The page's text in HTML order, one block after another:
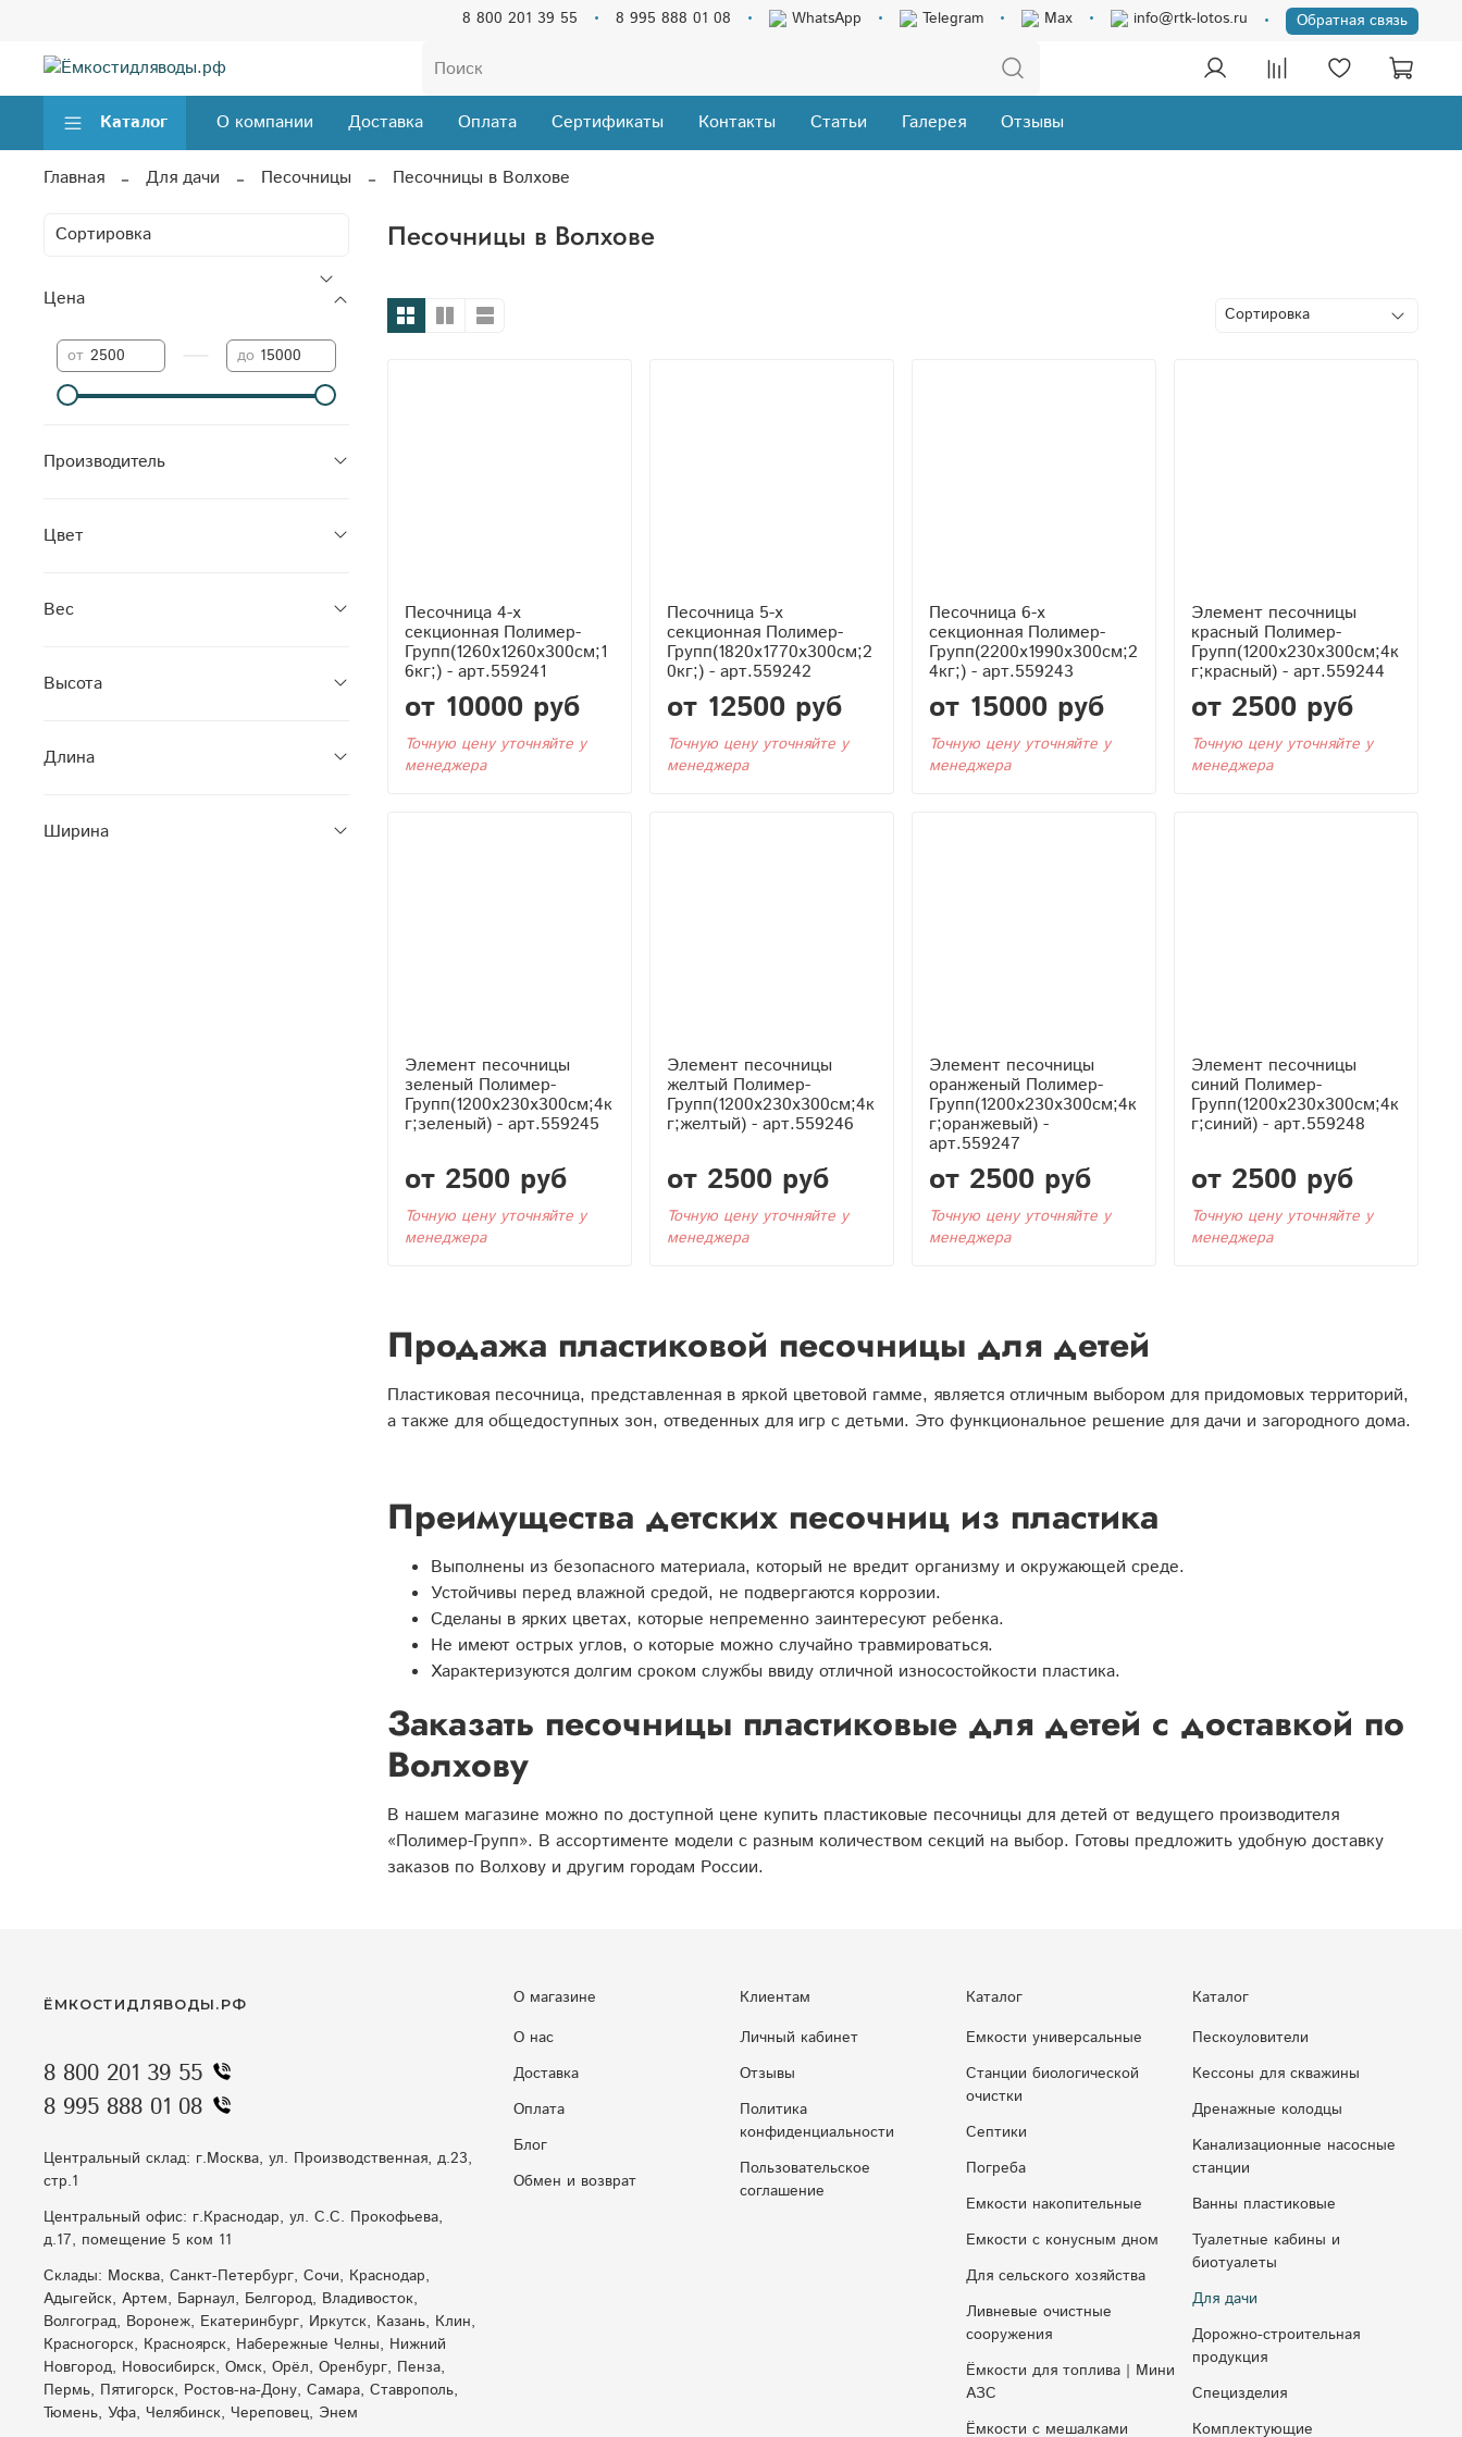
8 800 201 39 55 8 995 888 01 08 WhatsApp Telegram Max info@rtk-lotos.ru Обратная связь
Каталог О компании Доставка Оплата Сертификаты Контакты Статьи Галерея Отзывы
Главная Для дачи Песочницы Песочницы в Волхове
Песочницы в Волхове
Песочница 4-х
секционная Полимер-
Групп(1260x1260x300см;1
6кг;) - арт.559241
от 10000 руб
Точную цену уточняйте у
менеджера
Песочница 5-х
секционная Полимер-
Групп(1820x1770x300см;2
0кг;) - арт.559242
от 12500 руб
Точную цену уточняйте у
менеджера
Песочница 6-х
секционная Полимер-
Групп(2200x1990x300см;2
4кг;) - арт.559243
от 15000 руб
Точную цену уточняйте у
менеджера
Элемент песочницы
красный Полимер-
Групп(1200x230x300см;4к
г;красный) - арт.559244
от 2500 руб
Точную цену уточняйте у
менеджера
Элемент песочницы
зеленый Полимер-
Групп(1200x230x300см;4к
г;зеленый) - арт.559245
от 2500 руб
Точную цену уточняйте у
менеджера
Элемент песочницы
желтый Полимер-
Групп(1200x230x300см;4к
г;желтый) - арт.559246
от 2500 руб
Точную цену уточняйте у
менеджера
Элемент песочницы
оранженый Полимер-
Групп(1200x230x300см;4к
г;оранжевый) -
арт.559247
от 2500 руб
Точную цену уточняйте у
менеджера
Элемент песочницы
синий Полимер-
Групп(1200x230x300см;4к
г;синий) - арт.559248
от 2500 руб
Точную цену уточняйте у
менеджера
Продажа пластиковой песочницы для детей
Пластиковая песочница, представленная в яркой цветовой гамме, является отличным выбором для придомовых территорий,
а также для общедоступных зон, отведенных для игр с детьми. Это функциональное решение для дачи и загородного дома.
Преимущества детских песочниц из пластика
Выполнены из безопасного материала, который не вредит организму и окружающей среде.
Устойчивы перед влажной средой, не подвергаются коррозии.
Сделаны в ярких цветах, которые непременно заинтересуют ребенка.
Не имеют острых углов, о которые можно случайно травмироваться.
Характеризуются долгим сроком службы ввиду отличной износостойкости пластика.
Заказать песочницы пластиковые для детей с доставкой по
Волхову
В нашем магазине можно по доступной цене купить пластиковые песочницы для детей от ведущего производителя
«Полимер-Групп». В ассортименте модели с разным количеством секций на выбор. Готовы предложить удобную доставку
заказов по Волхову и другим городам России.
Цена
от до
Производитель
Цвет
Вес
Высота
Длина
Ширина
О магазине
О нас
Доставка
Оплата
Блог
Обмен и возврат
Клиентам
Личный кабинет
Отзывы
Политика
конфиденциальности
Пользовательское
соглашение
Каталог
Емкости универсальные
Станции биологической
очистки
Септики
Погреба
Емкости накопительные
Eмкocти c кoнуcным днoм
Для сельского хозяйства
Ливневые очистные
сооружения
Ёмкости для топлива | Мини
АЗС
Ёмкости с мешалками
Каталог
Пескоуловители
Кессоны для скважины
Дренажные колодцы
Kaнaлизaциoнныe нacocныe
cтaнции
Ванны пластиковые
Туалетные кабины и
биотуалеты
Для дачи
Дорожно-строительная
продукция
Специзделия
Комплектующие
ЁМКОСТИДЛЯВОДЫ.РФ
8 800 201 39 55
8 995 888 01 08
Центральный склад: г.Москва, ул. Производственная, д.23,
стр.1
Центральный офис: г.Краснодар, ул. С.С. Прокофьева,
д.17, помещение 5 ком 11
Склады: Москва, Санкт-Петербург, Сочи, Краснодар,
Адыгейск, Артем, Барнаул, Белгород, Владивосток,
Волгоград, Воронеж, Екатеринбург, Иркутск, Казань, Клин,
Красногорск, Красноярск, Набережные Челны, Нижний
Новгород, Новосибирск, Омск, Орёл, Оренбург, Пенза,
Пермь, Пятигорск, Ростов-на-Дону, Самара, Ставрополь,
Тюмень, Уфа, Челябинск, Череповец, Энем